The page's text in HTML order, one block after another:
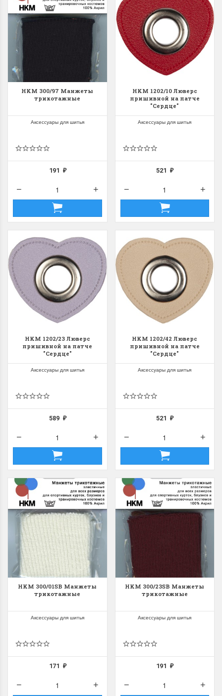
HKM 300/97 Манжеты
трикотажные
Аксессуары для шитья
191 ₽
HKM 1202/10 Люверс
пришивной на патче
"Сердце"
Аксессуары для шитья
521₽
HKM 1202/23 Люверс
пришивной на патче
"Сердце"
Аксессуары для шитья
589 ₽
HKM 1202/42 Люверс
пришивной на патче
"Сердце"
Аксессуары для шитья
521₽
HKM 300/01SB Манжеты
трикотажные
Аксессуары для шитья
171 ₽
HKM 300/23SB Манжеты
трикотажные
Аксессуары для шитья
191₽